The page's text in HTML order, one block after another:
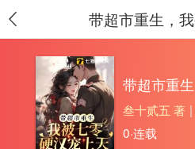
叁十贰五 著 |
0·连载